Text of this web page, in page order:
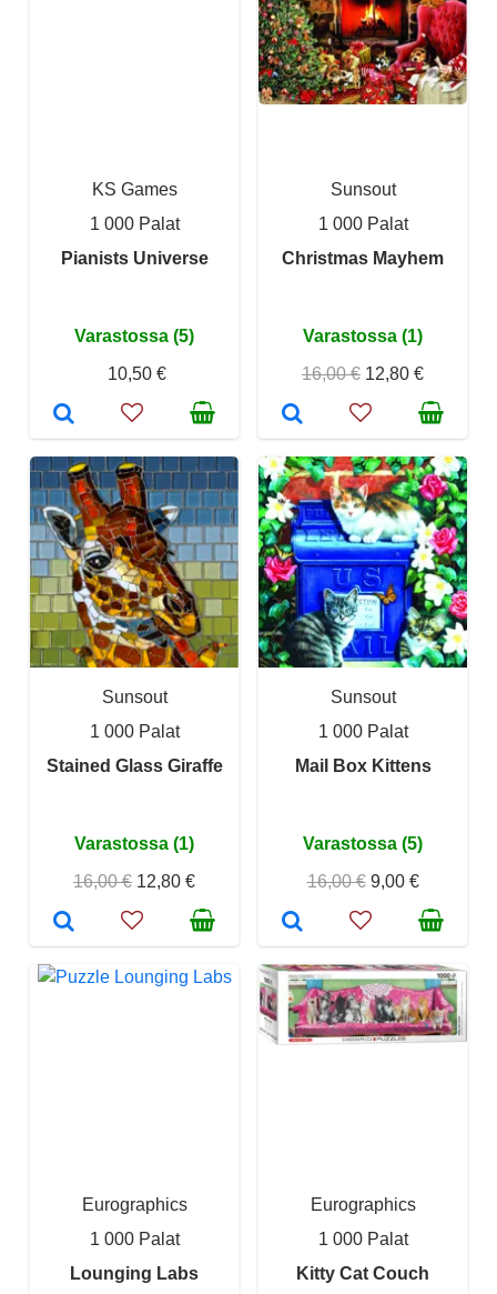
KS Games
1 000 Palat
Pianists Universe
Varastossa (5)
10,50 €
Sunsout
1 000 Palat
Christmas Mayhem
Varastossa (1)
16,00 € 12,80 €
Sunsout
1 000 Palat
Stained Glass Giraffe
Varastossa (1)
16,00 € 12,80 €
Sunsout
1 000 Palat
Mail Box Kittens
Varastossa (5)
16,00 € 9,00 €
Eurographics
1 000 Palat
Lounging Labs
Eurographics
1 000 Palat
Kitty Cat Couch